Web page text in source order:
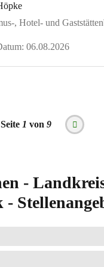
, Hotel- und
06.08.2026
Seite 1 von 9
Nächste
Seite
-